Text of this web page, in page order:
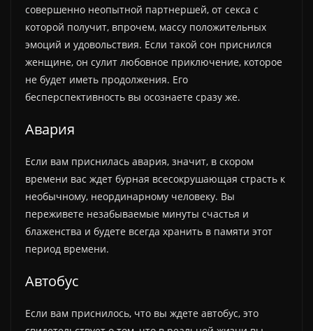
совершенно неопытной партнершей, от секса с
которой получит, впрочем, массу положительных
эмоций и удовольствия. Если такой сон приснился
женщине, он сулит любовное приключение, которое
не будет иметь продолжения. Его
бесперспективность вы осознаете сразу же.
Авария
Если вам приснилась авария, значит, в скором
времени вас ждет бурная всесокрушающая страсть к
необычному, неординарному человеку. Вы
переживете незабываемые минуты счастья и
блаженства и будете всегда хранить в памяти этот
период времени.
Автобус
Если вам приснилось, что вы ждете автобус, это